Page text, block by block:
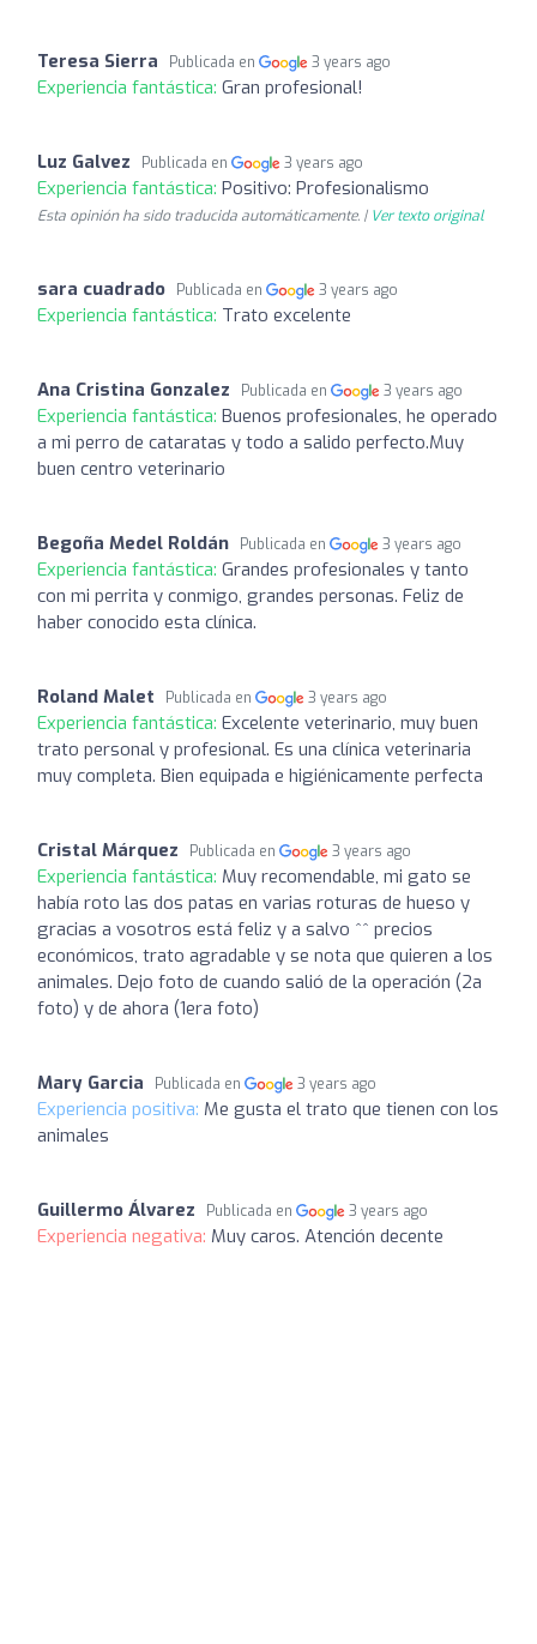
Teresa Sierra Publicada en 3 years ago
Experiencia fantástica: Gran profesional!
Luz Galvez Publicada en 3 years ago
Experiencia fantástica: Positivo: Profesionalismo
Esta opinión ha sido traducida automáticamente. | Ver texto original
sara cuadrado Publicada en 3 years ago
Experiencia fantástica: Trato excelente
Ana Cristina Gonzalez Publicada en 3 years ago
Experiencia fantástica: Buenos profesionales, he operado
a mi perro de cataratas y todo a salido perfecto.Muy
buen centro veterinario
Begoña Medel Roldán Publicada en 3 years ago
Experiencia fantástica: Grandes profesionales y tanto
con mi perrita y conmigo, grandes personas. Feliz de
haber conocido esta clínica.
Roland Malet Publicada en 3 years ago
Experiencia fantástica: Excelente veterinario, muy buen
trato personal y profesional. Es una clínica veterinaria
muy completa. Bien equipada e higiénicamente perfecta
Cristal Márquez Publicada en 3 years ago
Experiencia fantástica: Muy recomendable, mi gato se
había roto las dos patas en varias roturas de hueso y
gracias a vosotros está feliz y a salvo ^^ precios
económicos, trato agradable y se nota que quieren a los
animales. Dejo foto de cuando salió de la operación (2a
foto) y de ahora (1era foto)
Mary Garcia Publicada en 3 years ago
Experiencia positiva: Me gusta el trato que tienen con los
animales
Guillermo Álvarez Publicada en 3 years ago
Experiencia negativa: Muy caros. Atención decente